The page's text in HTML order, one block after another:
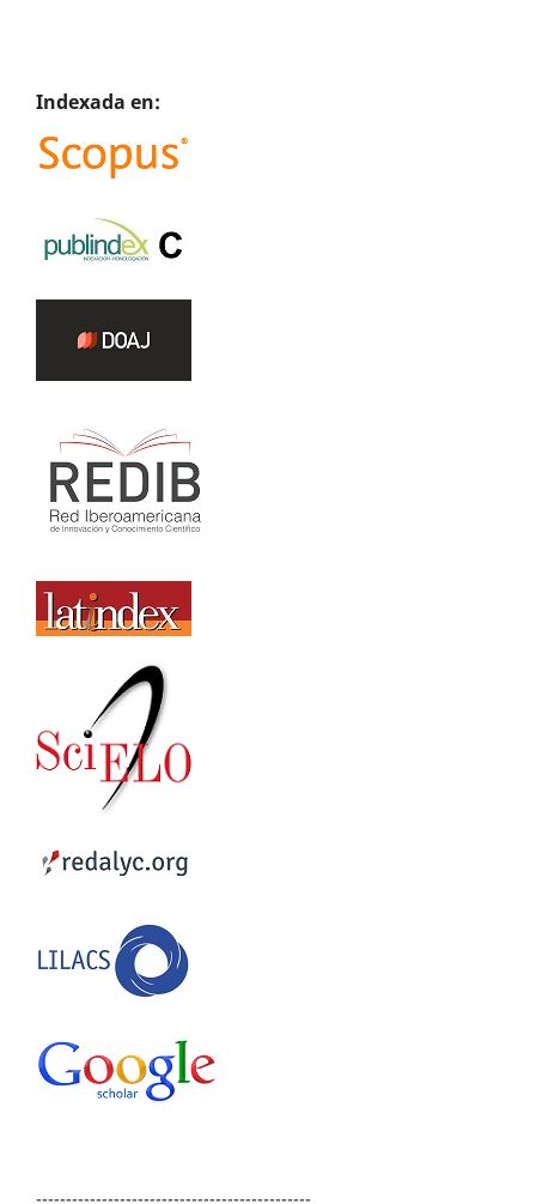
Indexada en:
----------------------------------------------